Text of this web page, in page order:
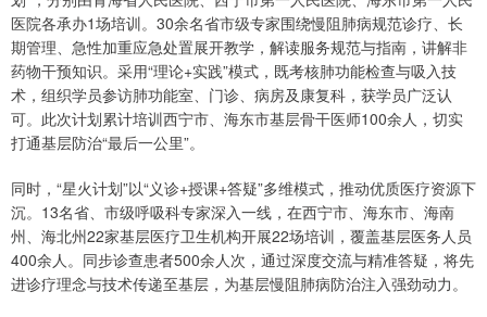
医院各承办1场培训。30余名省市级专家围绕慢阻肺病规范诊疗、长
期管理、急性加重应急处置展开教学，解读服务规范与指南，讲解非
药物干预知识。采用“理论+实践”模式，既考核肺功能检查与吸入技
术，组织学员参访肺功能室、门诊、病房及康复科，获学员广泛认
可。此次计划累计培训西宁市、海东市基层骨干医师100余人，切实
打通基层防治“最后一公里”。
同时，“星火计划”以“义诊+授课+答疑”多维模式，推动优质医疗资源下
沉。13名省、市级呼吸科专家深入一线，在西宁市、海东市、海南
州、海北州22家基层医疗卫生机构开展22场培训，覆盖基层医务人员
400余人。同步诊查患者500余人次，通过深度交流与精准答疑，将先
进诊疗理念与技术传递至基层，为基层慢阻肺病防治注入强劲动力。